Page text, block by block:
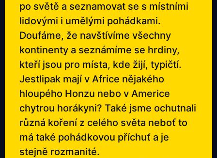
po světě a seznamovat se s místními
lidovými i umělými pohádkami.
Doufáme, že navštívíme všechny
kontinenty a seznámíme se hrdiny,
kteří jsou pro místa, kde žijí, typičtí.
Jestlipak mají v Africe nějakého
hloupého Honzu nebo v Americe
chytrou horákyni? Také jsme ochutnali
různá koření z celého světa neboť to
má také pohádkovou příchuť a je
stejně rozmanité.